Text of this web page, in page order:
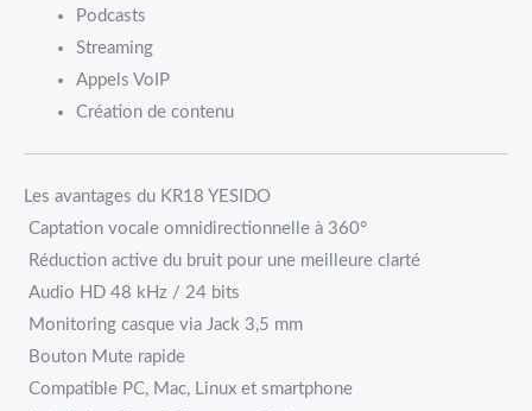
Podcasts
Streaming
Appels VoIP
Création de contenu
Les avantages du KR18 YESIDO
Captation vocale omnidirectionnelle à 360°
Réduction active du bruit pour une meilleure clarté
Audio HD 48 kHz / 24 bits
Monitoring casque via Jack 3,5 mm
Bouton Mute rapide
Compatible PC, Mac, Linux et smartphone